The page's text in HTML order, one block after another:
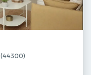
(44300)